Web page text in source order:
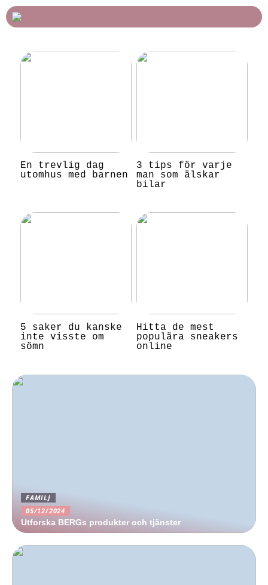
En trevlig dag
utomhus med barnen
3 tips för varje
man som älskar
bilar
5 saker du kanske
inte visste om
sömn
Hitta de mest
populära sneakers
online
FAMILJ
05/12/2024
Utforska BERGs produkter och tjänster